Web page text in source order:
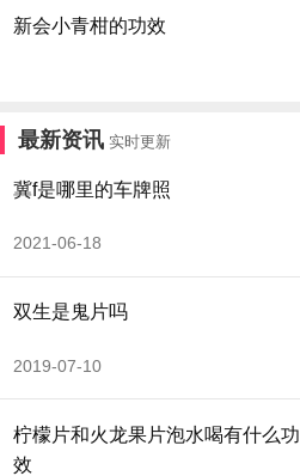
新会小青柑的功效
最新资讯 实时更新
冀f是哪里的车牌照
2021-06-18
双生是鬼片吗
2019-07-10
柠檬片和火龙果片泡水喝有什么功
效